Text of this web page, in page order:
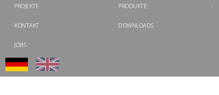
PROJEKTE PRODUKTE
KONTAKT DOWNLOADS
JOBS